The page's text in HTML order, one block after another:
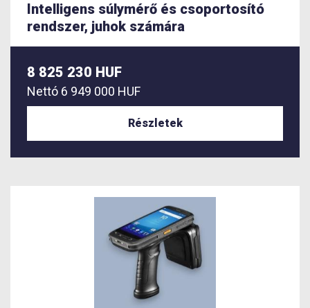
Intelligens súlymérő és csoportosító
rendszer, juhok számára
8 825 230 HUF
Nettó 6 949 000 HUF
Részletek